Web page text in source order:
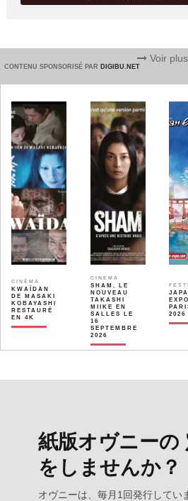
CONTENU SPONSORISÉ PAR DIGIBU.NET
Voir
CINÉMA
KWAÏDAN
DE MASAKI
KOBAYASHI
RESTAURÉ
EN 4K
CINÉMA
SHAM, LE
NOUVEAU
TAKASHI
MIIKE EN
SALLES LE
16
SEPTEMBRE
2026
EXPO
2026
紙版オヴニーの
をしませんか？
オヴニーは、毎月1回発行してい